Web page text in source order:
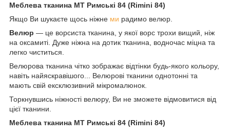
Меблева тканина МТ Римські 84 (Rimini 84)
Якщо Ви шукаєте щось ніжне ми радимо велюр.
Велюр — це ворсиста тканина, у якої ворс трохи вищий, ніж
на оксамиті. Дуже ніжна на дотик тканина, водночас міцна та
легко чиститься.
Велюрова тканина чітко зображає відтінки будь-якого кольору,
навіть найяскравішого... Велюрові тканини однотонні та
мають свій ексклюзивний мікромалюнок.
Торкнувшись ніжності велюру, Ви не зможете відмовитися від
цієї тканини.
Меблева тканина МТ Римські 84 (Rimini 84)